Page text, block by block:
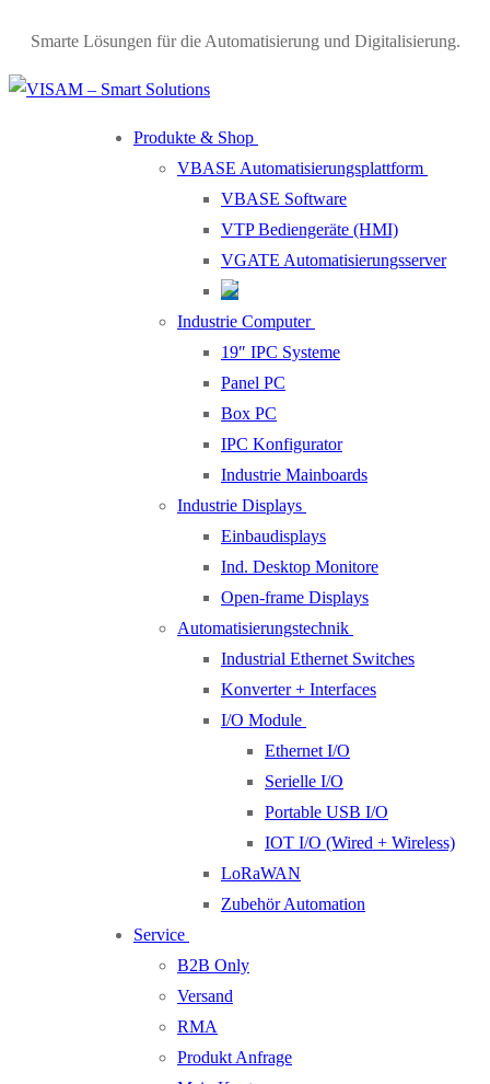
Smarte Lösungen für die Automatisierung und Digitalisierung.
Produkte & Shop
VBASE Automatisierungsplattform
VBASE Software
VTP Bediengeräte (HMI)
VGATE Automatisierungsserver
Industrie Computer
19″ IPC Systeme
Panel PC
Box PC
IPC Konfigurator
Industrie Mainboards
Industrie Displays
Einbaudisplays
Ind. Desktop Monitore
Open-frame Displays
Automatisierungstechnik
Industrial Ethernet Switches
Konverter + Interfaces
I/O Module
Ethernet I/O
Serielle I/O
Portable USB I/O
IOT I/O (Wired + Wireless)
LoRaWAN
Zubehör Automation
Service
B2B Only
Versand
RMA
Produkt Anfrage